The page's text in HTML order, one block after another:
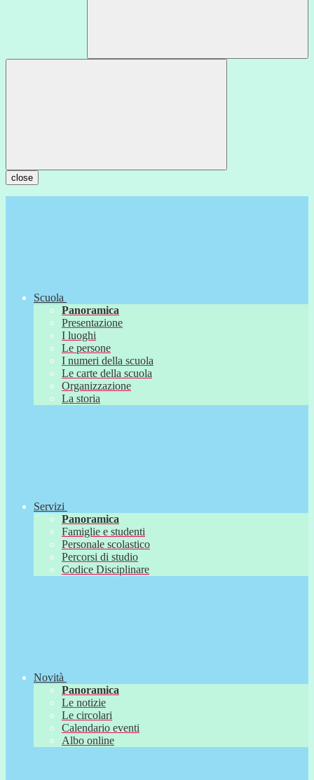
close
Scuola
Panoramica
Presentazione
I luoghi
Le persone
I numeri della scuola
Le carte della scuola
Organizzazione
La storia
Servizi
Panoramica
Famiglie e studenti
Personale scolastico
Percorsi di studio
Codice Disciplinare
Novità
Panoramica
Le notizie
Le circolari
Calendario eventi
Albo online